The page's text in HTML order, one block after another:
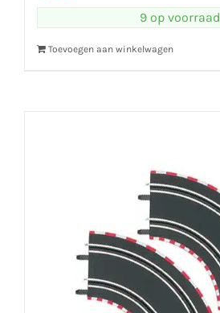
9 op voorraad
Toevoegen aan winkelwagen